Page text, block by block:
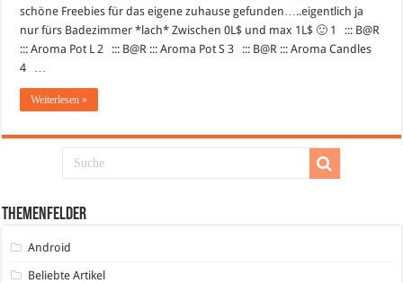
schöne Freebies für das eigene zuhause gefunden…..eigentlich ja
nur fürs Badezimmer *lach* Zwischen 0L$ und max 1L$ 🙂 1 ::: B@R
::: Aroma Pot L 2 ::: B@R ::: Aroma Pot S 3 ::: B@R ::: Aroma Candles
4 …
Weiterlesen »
Themenfelder
Android
Beliebte Artikel